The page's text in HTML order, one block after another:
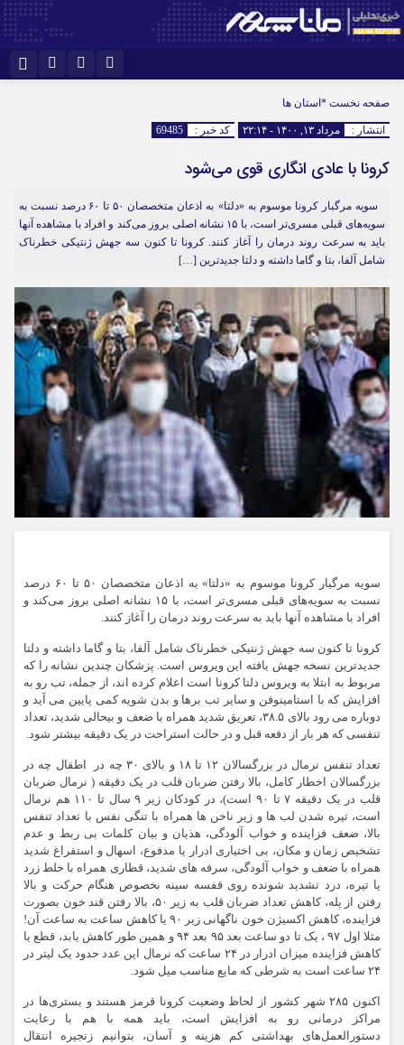
اینستاگرام
سروش
ایتا
آپارات رمز عبور
مرا به خاطر بسپار
صفحه نخست *استان ها
انتشار : مرداد ۱۳, ۱۴۰۰ - ۲۲:۱۴ کد خبر : 69485
کرونا با عادی انگاری قوی می‌شود
سویه مرگبار کرونا موسوم به «دلتا» به اذعان متخصصان ۵۰ تا ۶۰ درصد نسبت به
سویه‌های قبلی مسری‌تر است، با ۱۵ نشانه اصلی بروز می‌کند و افراد با مشاهده آنها
باید به سرعت روند درمان را آغاز کنند. کرونا تا کنون سه جهش ژنتیکی خطرناک
شامل آلفا، بتا و گاما داشته و دلتا جدیدترین […]
سویه مرگبار کرونا موسوم به «دلتا» به اذعان متخصصان ۵۰ تا ۶۰ درصد
نسبت به سویه‌های قبلی مسری‌تر است، با ۱۵ نشانه اصلی بروز می‌کند و
افراد با مشاهده آنها باید به سرعت روند درمان را آغاز کنند.
کرونا تا کنون سه جهش ژنتیکی خطرناک شامل آلفا، بتا و گاما داشته و دلتا
جدیدترین نسخه جهش یافته این ویروس است. پزشکان چندین نشانه را که
مربوط به ابتلا به ویروس دلتا کرونا است اعلام کرده اند، از جمله، تب رو به
افزایش که با استامینوفن و سایر تب برها و بدن شویه کمی پایین می آید و
دوباره می رود بالای ۳۸.۵، تعریق شدید همراه با ضعف و بیحالی شدید، تعداد
تنفسی که هر بار از دفعه قبل و در حالت استراحت در یک دقیقه بیشتر شود.
تعداد تنفس نرمال در بزرگسالان ۱۲ تا ۱۸ و بالای ۳۰ چه در اطفال چه در
بزرگسالان اخطار کامل، بالا رفتن ضربان قلب در یک دقیقه ( نرمال ضربان
قلب در یک دقیقه ۷ تا ۹۰ است)، در کودکان زیر ۹ سال تا ۱۱۰ هم نرمال
است، تیره شدن لب ها و زیر ناخن ها همراه با تنگی نفس با تعداد تنفس
بالا، ضعف فزاینده و خواب آلودگی، هذیان و بیان کلمات بی ربط و عدم
تشخیص زمان و مکان، بی اختیاری ادرار یا مدفوع، اسهال و استفراغ شدید
همراه با ضعف و خواب آلودگی، سرفه های شدید، قطاری همراه با خلط زرد
یا تیره، درد تشدید شونده روی قفسه سینه بخصوص هنگام حرکت و بالا
رفتن از پله، کاهش تعداد ضربان قلب به زیر ۵۰، بالا رفتن قند خون بصورت
فزاینده، کاهش اکسیژن خون ناگهانی زیر ۹۰ یا کاهش ساعت به ساعت آن!
مثلا اول ۹۷ ، یک تا دو ساعت بعد ۹۵ بعد ۹۴ و همین طور کاهش یابد، قطع یا
کاهش فزاینده میزان ادرار در ۲۴ ساعت که نرمال این عدد حدود یک لیتر در
۲۴ ساعت است به شرطی که مایع مناسب میل شود.
اکنون ۲۸۵ شهر کشور از لحاظ وضعیت کرونا قرمز هستند و بستری‌ها در
مراکز درمانی رو به افزایش است، باید همه با هم با رعایت
دستورالعمل‌های بهداشتی کم هزینه و آسان، بتوانیم زنجیره انتقال